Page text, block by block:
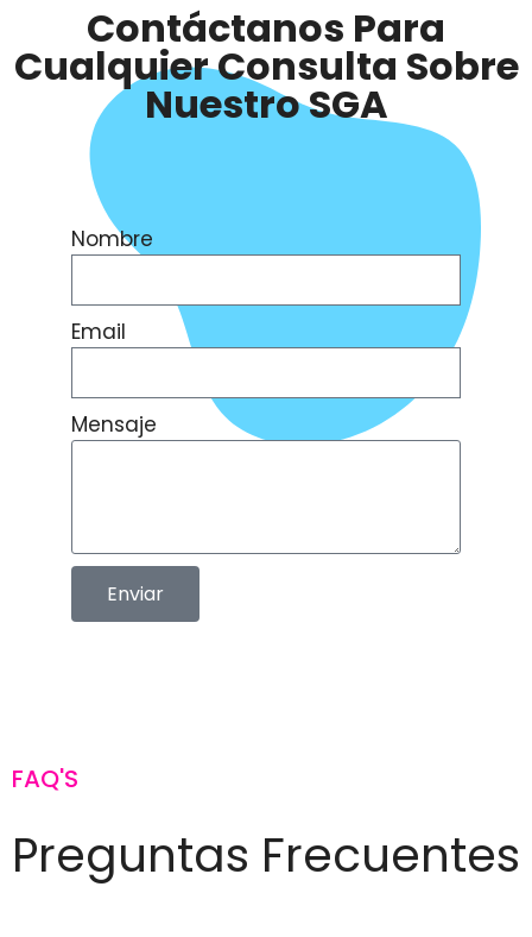
Contáctanos Para
Cualquier Consulta Sobre
Nuestro SGA
Nombre
Email
Mensaje
Enviar
FAQ'S
Preguntas Frecuentes